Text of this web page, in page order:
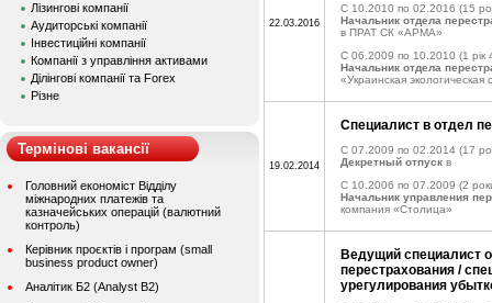
Лізингові компанії
Аудиторські компанії
Інвестиційні компанії
Компанії з управління активами
Ділінгові компанії та Forex
Різне
Термінові вакансії
Головний економіст Відділу
міжнародних платежів та
казначейських операцій (валютний
контроль)
Керівник проєктів і програм (small
business product owner)
Аналітик Б2 (Analyst B2)
22.03.2016
C 10.2010 по 02.2016 (15
Начальник отдела
в ПРАТ СК «АРМА»
C 06.2009 по 10.2010 (1 рік
Начальник отдела
«Украинская экологическая
19.02.2014
Специалист в отдел
C 07.2009 по 02.2014 (17
Декретный отпуск в
C 10.2006 по 07.2009 (2
Начальник управления
компания «Столица»
Ведущий специалист
перестрахования /
урегулирования